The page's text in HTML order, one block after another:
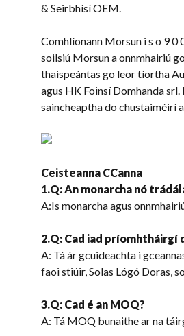
& Seirbhísí OEM.
Comhlíonann Morsun i s o 9 0
soilsiú Morsun a onnmhairiú
thaispeántas go leor tíortha
agus HK Foinsí Domhanda
saincheaptha do chustaiméirí
Ceisteanna CCanna
1.Q: An monarcha nó
A:Is monarcha agus
2.Q: Cad iad príomhtháirgí
A: Tá ár gcuideachta i
faoi stiúir, Solas Lógó Doras,
3.Q: Cad é an MOQ?
A: Tá MOQ bunaithe ar na